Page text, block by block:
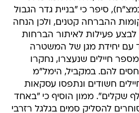
סיפר כי "בניית גדר הגבול
ההברחה קטנים, ולכן הנחה
לבצע פעילות לאיתור הברחות
עם יחידת מגן של המשטרה
חיילים שנעצרו, נחקרו
להם. במקביל, הימל"מ
חשודים ונתפסו עסקאות
של כ-800 אלף שקלים". ממון הוסיף כי "באחד
להסליק סמים בגלגל רזרבי